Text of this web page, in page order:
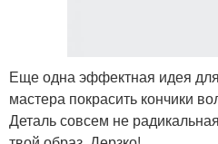
Еще одна эффектная идея
мастера покрасить кончики
Деталь совсем не